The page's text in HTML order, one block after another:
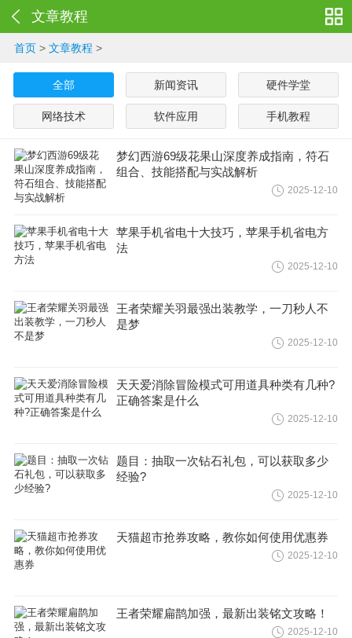
文章教程
首页> 文章教程 >
全部 新闻资讯 硬件学堂
网络技术 软件应用 手机教程
梦幻西游69级花果山深度养成指南，符石
组合、技能搭配与实战解析
2025-12-10
苹果手机省电十大技巧，苹果手机省电方
法
2025-12-10
王者荣耀关羽最强出装教学，一刀秒人不
是梦
2025-12-10
天天爱消除冒险模式可用道具种类有几种?
正确答案是什么
2025-12-10
题目：抽取一次钻石礼包，可以获取多少
经验?
2025-12-10
天猫超市抢券攻略，教你如何使用优惠券
2025-12-10
王者荣耀扁鹊加强，最新出装铭文攻略！
2025-12-10